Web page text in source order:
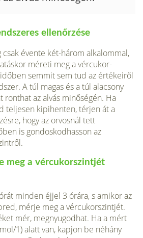
ellenőrzése
évente két-három alkalommal,
méreti meg a vércukor­
semmit sem tud az értékeiről
A túl magas és a túl alacsony
ronthat az alvás minőségén. Ha
teljesen kipihenten, térjen át a
hogy az orvosnál tett
is gondoskod­hasson az
meg a vércukorszintjét
minden éjjel 3 órára, s amikor az
mérje meg a vércukorszintjét.
mér, megnyugodhat. Ha a mért
1) alatt van, kapjon be néhány